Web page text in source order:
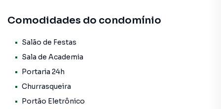
Espaço pet
Academia
Lavanderia coletiva
Comodidades do condomínio
Salão de Festas
Sala de Academia
Portaria 24h
Churrasqueira
Portão Eletrônico